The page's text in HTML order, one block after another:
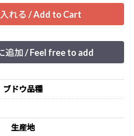
れる / Add to Cart
追加 / Feel free to add
ブドウ品種
生産地